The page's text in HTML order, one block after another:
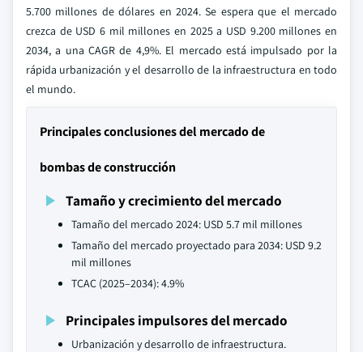
5.700 millones de dólares en 2024. Se espera que el mercado
crezca de USD 6 mil millones en 2025 a USD 9.200 millones en
2034, a una CAGR de 4,9%. El mercado está impulsado por la
rápida urbanización y el desarrollo de la infraestructura en todo
el mundo.
Principales conclusiones del mercado de
bombas de construcción
Tamaño y crecimiento del mercado
Tamaño del mercado 2024: USD 5.7 mil millones
Tamaño del mercado proyectado para 2034: USD 9.2
mil millones
TCAC (2025–2034): 4.9%
Principales impulsores del mercado
Urbanización y desarrollo de infraestructura.